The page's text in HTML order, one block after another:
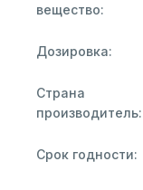
вещество:
Дозировка:
Страна
производитель:
Срок годности: